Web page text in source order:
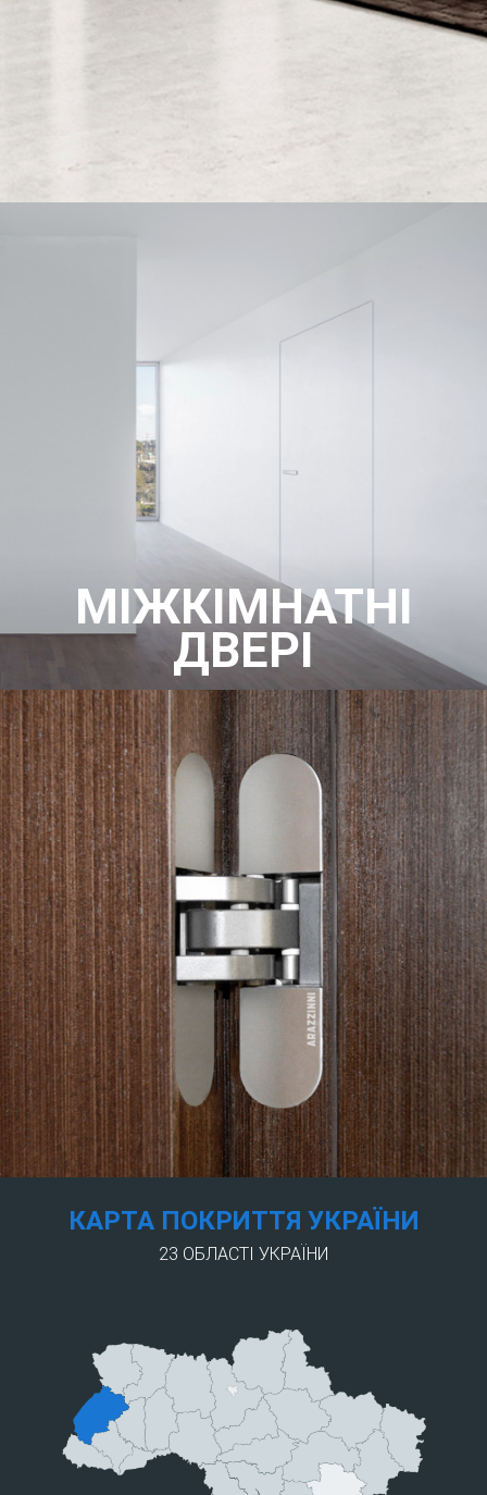
МІЖКІМНАТНІ
ДВЕРІ
КАРТА ПОКРИТТЯ УКРАЇНИ
23 ОБЛАСТІ УКРАЇНИ